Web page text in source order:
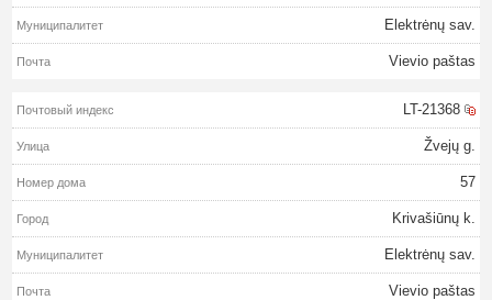
Elektrėnų sav.
Vievio paštas
LT-21368
Žvejų g.
57
Krivašiūnų k.
Elektrėnų sav.
Vievio paštas